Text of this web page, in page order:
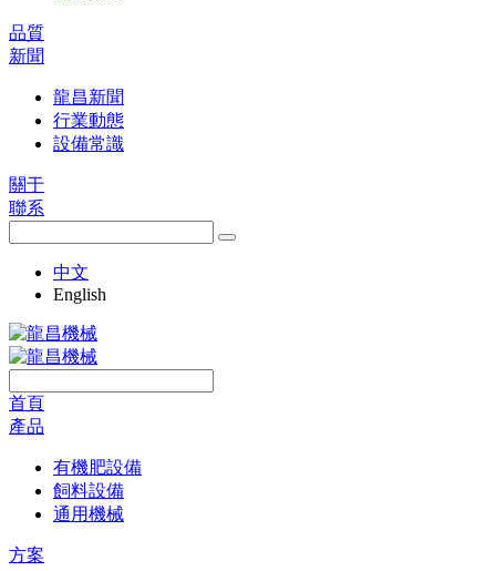
品質
新聞
龍昌新聞
行業動態
設備常識
關于
聯系
中文
English
首頁
產品
有機肥設備
飼料設備
通用機械
方案